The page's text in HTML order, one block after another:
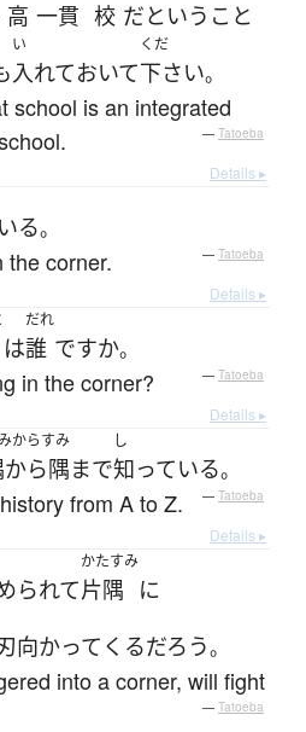
高 一貫 校 だという こと
い
入れておいて
くだ
下さい。
school is an integrated
— Tatoeba
Details ▸
る。
the corner. — Tatoeba
Details ▸
は
だれ
誰 ですか。
in the corner? — Tatoeba
Details ▸
からすみ
から隅まで
し
知っている。
from A to Z. — Tatoeba
Details ▸
られて
かたすみ
片隅 に
向かって くるだろう。
into a corner, will fight
— Tatoeba